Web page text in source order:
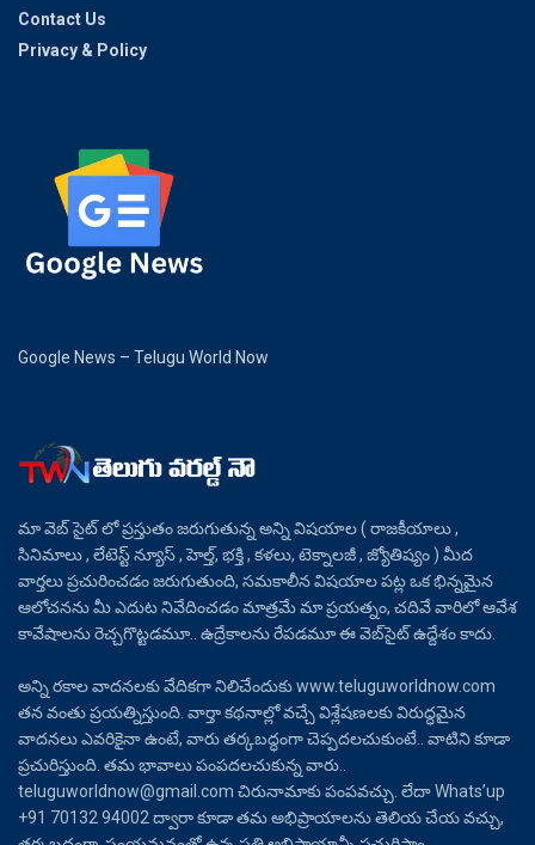
Contact Us
Privacy & Policy
Google News – Telugu World Now
మా వెబ్ సైట్ లో ప్రస్తుతం జరుగుతున్న అన్ని విషయాల ( రాజకీయాలు ,
సినిమాలు , లేటెస్ట్ న్యూస్ , హెల్త్, భక్తి , కళలు, టెక్నాలజీ , జ్యోతిష్యం ) మీద
వార్తలు ప్రచురించడం జరుగుతుంది, సమకాలీన విషయాల పట్ల ఒక భిన్నమైన
ఆలోచనను మీ ఎదుట నివేదించడం మాత్రమే మా ప్రయత్నం, చదివే వారిలో ఆవేశ
కావేషాలను రెచ్చగొట్టడమూ.. ఉద్రేకాలను రేపడమూ ఈ వెబ్‌సైట్ ఉద్దేశం కాదు.
అన్ని రకాల వాదనలకు వేదికగా నిలిచేందుకు www.teluguworldnow.com
తన వంతు ప్రయత్నిస్తుంది. వార్తా కథనాల్లో వచ్చే విశ్లేషణలకు విరుద్ధమైన
వాదనలు ఎవరికైనా ఉంటే, వారు తర్కబద్ధంగా చెప్పదలచుకుంటే.. వాటిని కూడా
ప్రచురిస్తుంది. తమ భావాలు పంపదలచుకున్న వారు..
teluguworldnow@gmail.com చిరునామాకు పంపవచ్చు. లేదా Whats’up
+91 70132 94002 ద్వారా కూడా తమ అభిప్రాయాలను తెలియ చేయ వచ్చు,